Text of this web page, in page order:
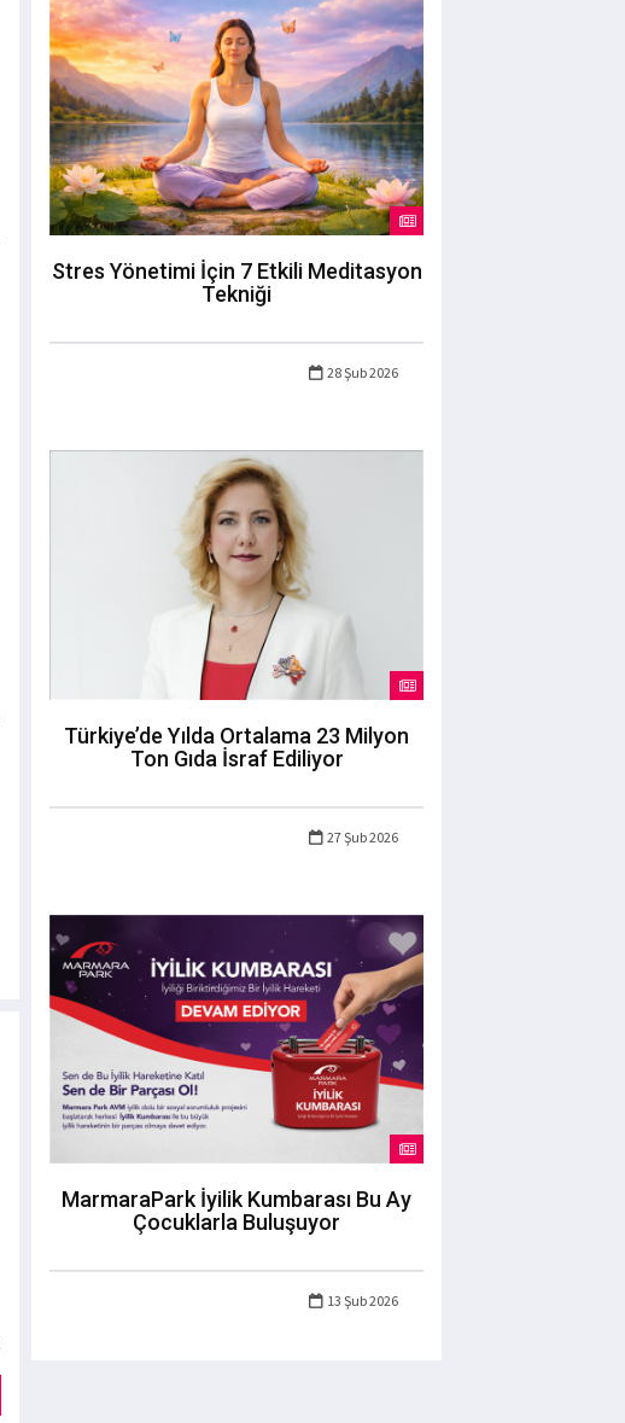
Stres Yönetimi İçin 7 Etkili Meditasyon
Tekniği
28 Şub 2026
Türkiye’de Yılda Ortalama 23 Milyon
Ton Gıda İsraf Ediliyor
27 Şub 2026
MarmaraPark İyilik Kumbarası Bu Ay
Çocuklarla Buluşuyor
13 Şub 2026